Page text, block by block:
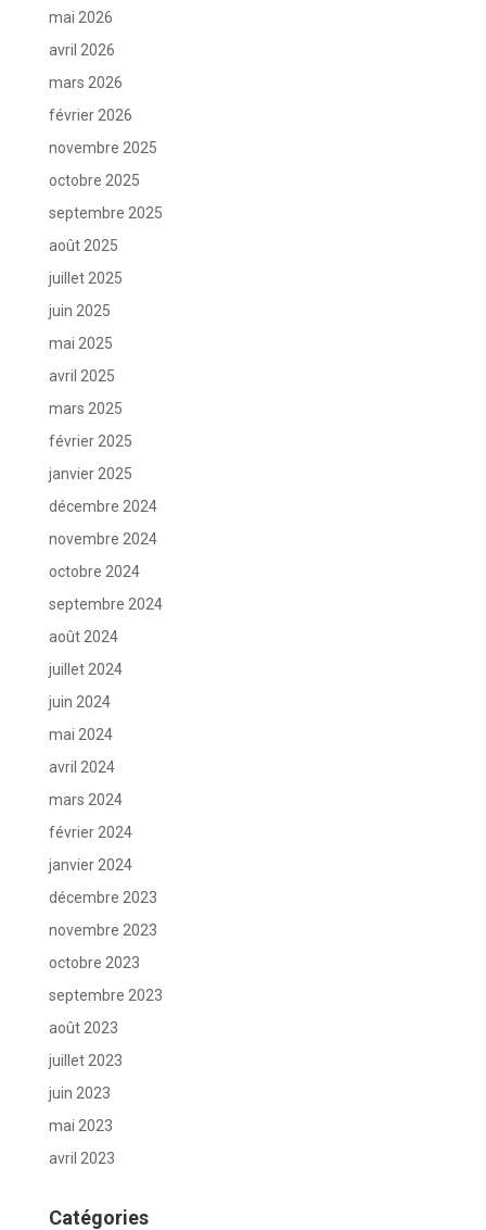
mai 2026
avril 2026
mars 2026
février 2026
novembre 2025
octobre 2025
septembre 2025
août 2025
juillet 2025
juin 2025
mai 2025
avril 2025
mars 2025
février 2025
janvier 2025
décembre 2024
novembre 2024
octobre 2024
septembre 2024
août 2024
juillet 2024
juin 2024
mai 2024
avril 2024
mars 2024
février 2024
janvier 2024
décembre 2023
novembre 2023
octobre 2023
septembre 2023
août 2023
juillet 2023
juin 2023
mai 2023
avril 2023
Catégories